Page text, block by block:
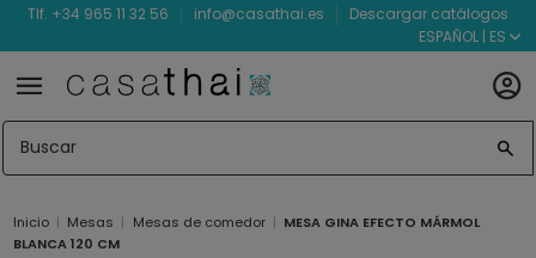
Tlf. +34 965 11 32 56 info@casathai.es
Descargar catálogos
ESPAÑOL | ES
Inicio Mesas Mesas de comedor
MESA GINA EFECTO MÁRMOL
BLANCA 120 CM